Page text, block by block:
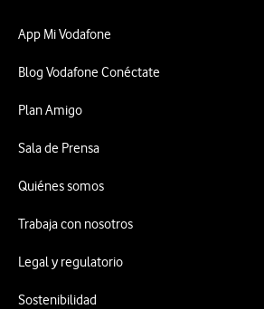
App Mi Vodafone
Blog Vodafone Conéctate
Plan Amigo
Sala de Prensa
Quiénes somos
Trabaja con nosotros
Legal y regulatorio
Sostenibilidad